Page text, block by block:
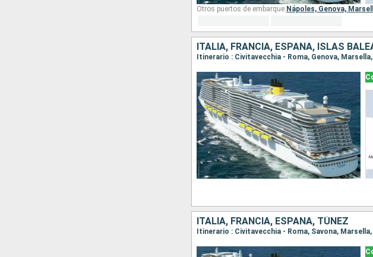
Otros puertos de embarque: Nápoles, Genova,
ITALIA, FRANCIA, ESPAÑA, ISLAS
ITALIA, FRANCIA, ESPAÑA, TÚNEZ
Itinerario : Civitavecchia - Roma, Savona,